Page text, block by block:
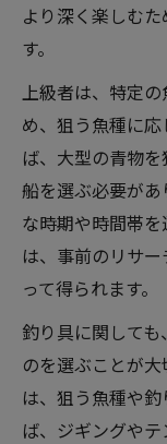
より深く楽しむ
す。
上級者は、特定
め、狙う魚種に
ば、大型の青物
船を選ぶ必要が
な時期や時間帯
は、事前のリサ
って得られます。
釣り具に関して
のを選ぶことが
は、狙う魚種や
ば、ジギングや